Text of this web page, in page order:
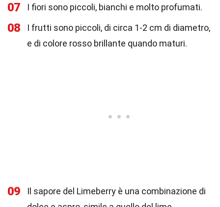
07 I fiori sono piccoli, bianchi e molto profumati.
08
I frutti sono piccoli, di circa 1-2 cm di diametro,
e di colore rosso brillante quando maturi.
09
Il sapore del Limeberry è una combinazione di